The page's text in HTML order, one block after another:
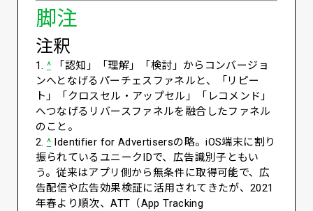
脚注
注釈
1. ^ 「認知」「理解」「検討」からコンバージョ
ンへとなげるパーチェスファネルと、「リピー
ト」「クロスセル・アップセル」「レコメンド」
へつなげるリバースファネルを融合したファネル
のこと。
2. ^ Identifier for Advertisersの略。iOS端末に割り
振られているユニークIDで、広告識別子ともい
う。従来はアプリ側から無条件に取得可能で、広
告配信や広告効果検証に活用されてきたが、2021
年春より順次、ATT（App Tracking